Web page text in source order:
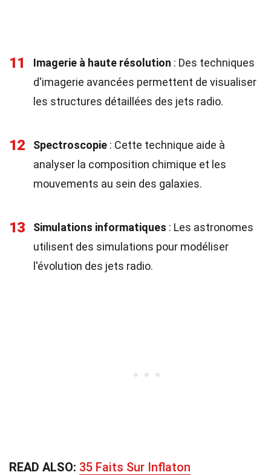
11 Imagerie à haute résolution : Des techniques
d'imagerie avancées permettent de visualiser
les structures détaillées des jets radio.
12 Spectroscopie : Cette technique aide à
analyser la composition chimique et les
mouvements au sein des galaxies.
13 Simulations informatiques : Les astronomes
utilisent des simulations pour modéliser
l'évolution des jets radio.
READ ALSO: 35 Faits Sur Inflaton